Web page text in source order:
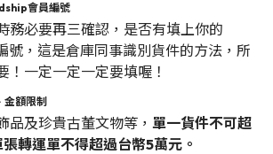
會員編號
務必要再三確認，是否有填上你的
號，這是倉庫同事識別貨件的方法，所
！一定一定一定要填喔！
金額限制
品及珍貴古董文物等， 單一貨件不可超
轉運單不得超過台幣5萬元。